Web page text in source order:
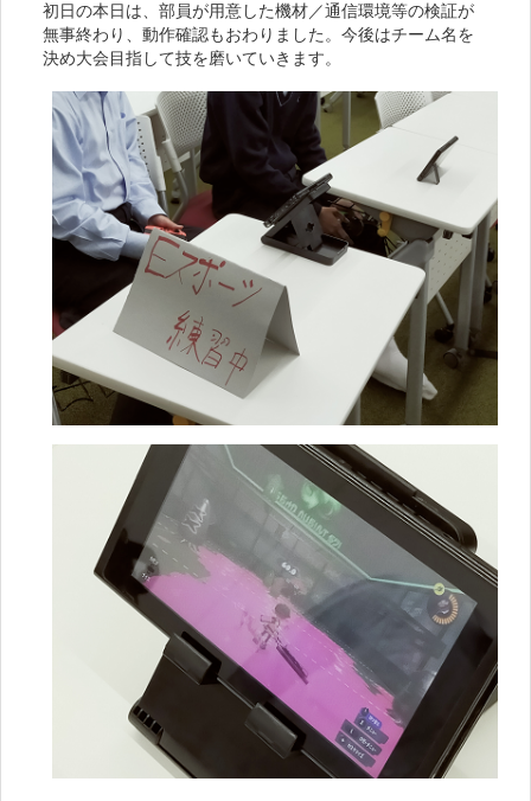
初日の本日は、部員が用意した機材／通信環境等の検証が
無事終わり、動作確認もおわりました。今後はチーム名を
決め大会目指して技を磨いていきます。